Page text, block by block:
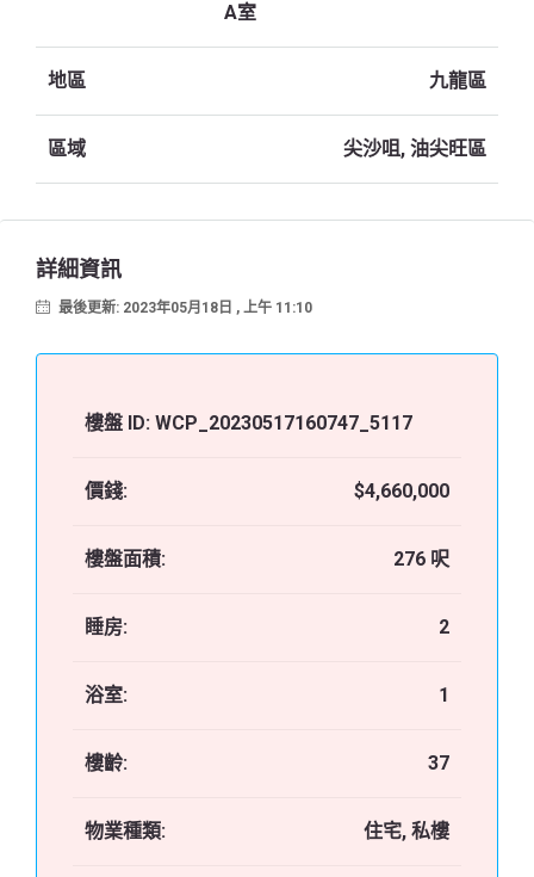
A室
地區 九龍區
區域 尖沙咀, 油尖旺區
詳細資訊
最後更新: 2023年05月18日 , 上午 11:10
樓盤 ID: WCP_20230517160747_5117
價錢: $4,660,000
樓盤面積: 276 呎
睡房: 2
浴室: 1
樓齡: 37
物業種類: 住宅, 私樓